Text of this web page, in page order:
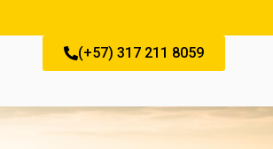
(+57) 317 211 8059